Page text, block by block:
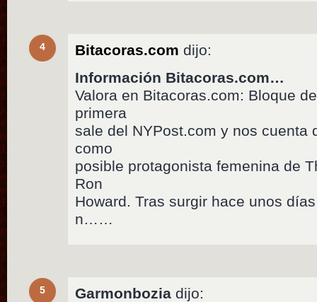
4 Bitacoras.com dijo:
Información Bitacoras.com…
Valora en Bitacoras.com: Bloque
primera
sale del NYPost.com y nos cuenta
como
posible protagonista femenina de
Ron
Howard. Tras surgir hace unos
n……
5 Garmonbozia dijo: